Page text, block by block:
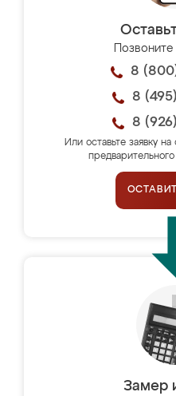
8
8
8
Или оставьте заявку
Замер